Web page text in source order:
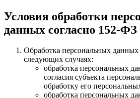
Условия обработки
данных согласно 152-ФЗ
Обработка персональных данных
следующих случаях:
обработка персональных
согласия субъекта
обработку его
обработка персональных